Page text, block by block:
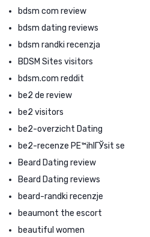
bdsm com review
bdsm dating reviews
bdsm randki recenzja
BDSM Sites visitors
bdsm.com reddit
be2 de review
be2 visitors
be2-overzicht Dating
be2-recenze PЕ™ihlГЎsit se
Beard Dating review
Beard Dating reviews
beard-randki recenzje
beaumont the escort
beautiful women